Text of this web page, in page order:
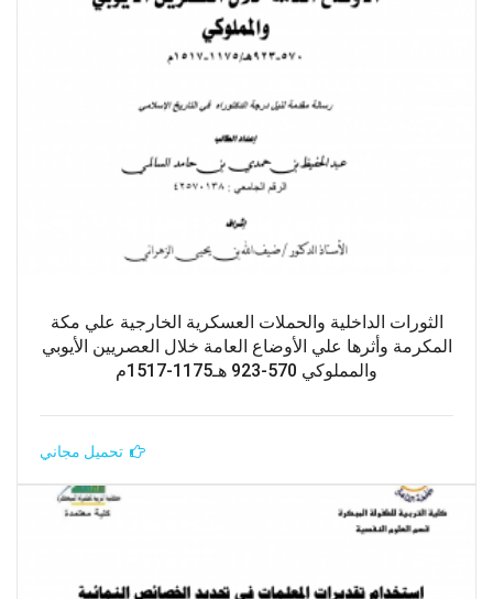
الثورات الداخلية والحملات العسكرية الخارجية علي مكة
المكرمة وأثرها علي الأوضاع العامة خلال العصريين الأيوبي
والمملوكي 570-923 هـ1175-1517م
تحميل مجاني